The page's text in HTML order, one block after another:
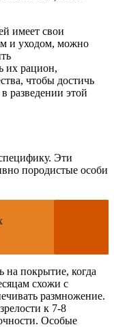
имеет свои
и уходом, можно
их рацион,
чтобы достичь
разведении этой
Эти
породистые особи
на покрытие, когда
схожи с
размножение.
к 7-8
Особые